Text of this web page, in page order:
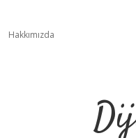
Hakkımızda